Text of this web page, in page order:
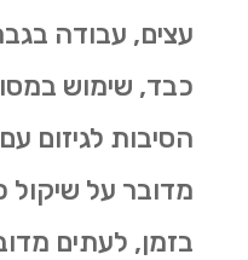
עצים, עבודה
כבד, שימוש
הסיבות לגיזום
מדובר על שיקול
בזמן, לעתים